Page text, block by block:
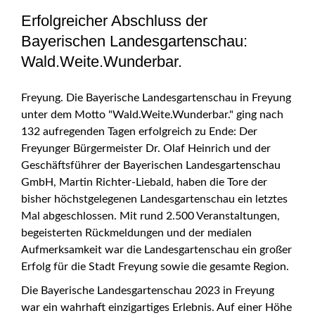
Erfolgreicher Abschluss der
Bayerischen Landesgartenschau:
Wald.Weite.Wunderbar.
Freyung. Die Bayerische Landesgartenschau in Freyung
unter dem Motto "Wald.Weite.Wunderbar." ging nach
132 aufregenden Tagen erfolgreich zu Ende: Der
Freyunger Bürgermeister Dr. Olaf Heinrich und der
Geschäftsführer der Bayerischen Landesgartenschau
GmbH, Martin Richter-Liebald, haben die Tore der
bisher höchstgelegenen Landesgartenschau ein letztes
Mal abgeschlossen. Mit rund 2.500 Veranstaltungen,
begeisterten Rückmeldungen und der medialen
Aufmerksamkeit war die Landesgartenschau ein großer
Erfolg für die Stadt Freyung sowie die gesamte Region.
Die Bayerische Landesgartenschau 2023 in Freyung
war ein wahrhaft einzigartiges Erlebnis. Auf einer Höhe